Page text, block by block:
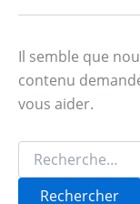
Il semble que
contenu
vous aider.
Rechercher :